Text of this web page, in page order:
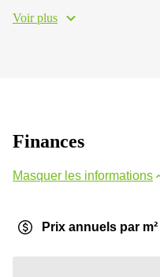
Voir plus
Finances
Masquer les informations
Prix annuels par m²